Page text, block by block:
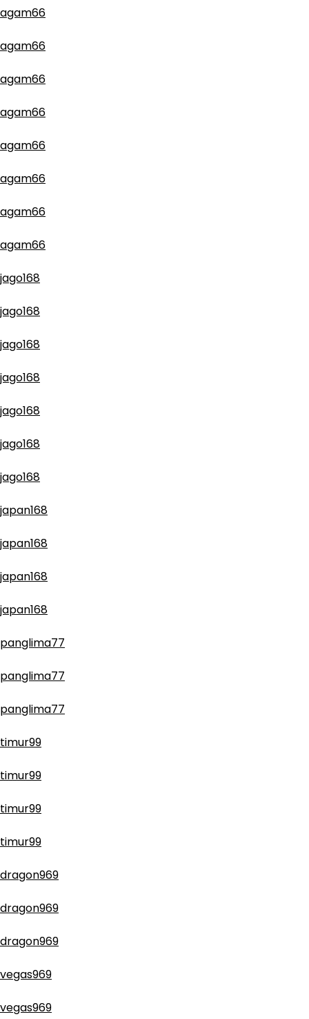
agam66
agam66
agam66
agam66
agam66
agam66
agam66
agam66
jago168
jago168
jago168
jago168
jago168
jago168
jago168
japan168
japan168
japan168
japan168
panglima77
panglima77
panglima77
timur99
timur99
timur99
timur99
dragon969
dragon969
dragon969
vegas969
vegas969